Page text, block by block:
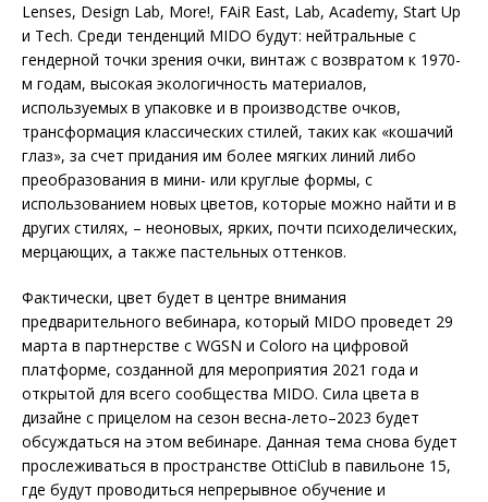
Lenses, Design Lab, More!, FAiR East, Lab, Academy, Start Up
и Tech. Среди тенденций MIDO будут: нейтральные с
гендерной точки зрения очки, винтаж с возвратом к 1970-
м годам, высокая экологичность материалов,
используемых в упаковке и в производстве очков,
трансформация классических стилей, таких как «кошачий
глаз», за счет придания им более мягких линий либо
преобразования в мини- или круглые формы, с
использованием новых цветов, которые можно найти и в
других стилях, – неоновых, ярких, почти психоделических,
мерцающих, а также пастельных оттенков.
Фактически, цвет будет в центре внимания
предварительного вебинара, который MIDO проведет 29
марта в партнерстве с WGSN и Coloro на цифровой
платформе, созданной для мероприятия 2021 года и
открытой для всего сообщества MIDO. Сила цвета в
дизайне с прицелом на сезон весна-лето–2023 будет
обсуждаться на этом вебинаре. Данная тема снова будет
прослеживаться в пространстве OttiClub в павильоне 15,
где будут проводиться непрерывное обучение и